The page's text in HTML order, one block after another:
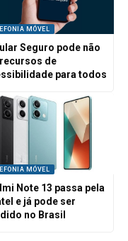
MÓVEL
Seguro pode não
de
para todos
MÓVEL
Note 13 passa pela
e já pode ser
no Brasil